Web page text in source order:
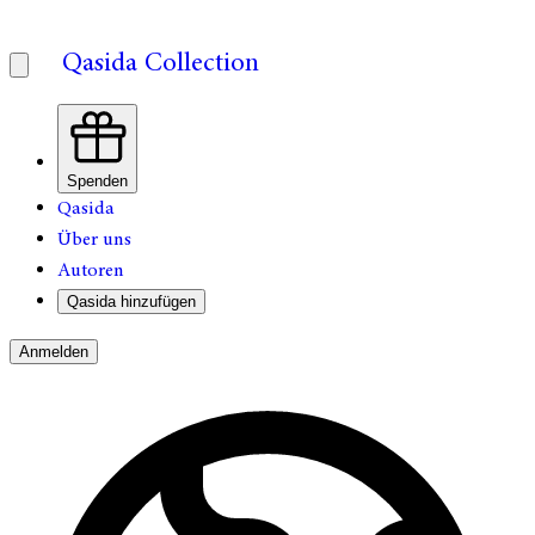
Qasida Collection
Spenden
Qasida
Über uns
Autoren
Qasida hinzufügen
Anmelden